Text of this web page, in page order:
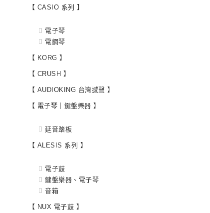
【 CASIO 系列 】
電子琴
電鋼琴
【 KORG 】
【 CRUSH 】
【 AUDIOKING 台灣撼聲 】
【 電子琴｜鍵盤樂器 】
延音踏板
【 ALESIS 系列 】
電子鼓
鍵盤樂器、電子琴
音箱
【 NUX 電子鼓 】